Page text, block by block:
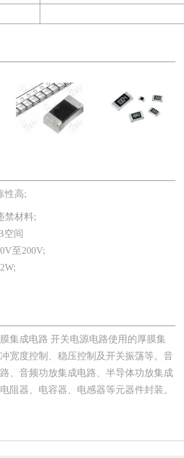
性高;
禁材料;
空间
至200V;
集成电路 开关电源电路使用的厚膜集
宽度控制、稳压控制及开关振荡等。音
、音频功放集成电路、半导体功放集成
阻器、电容器、电感器等元器件封装。